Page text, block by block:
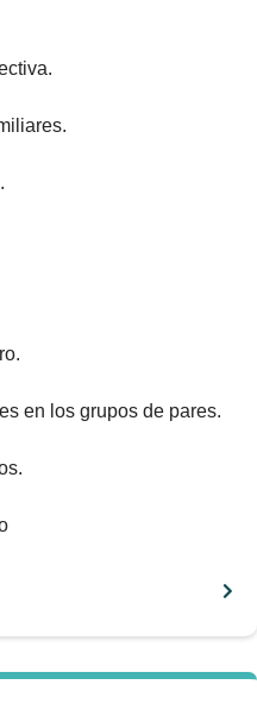
en los grupos de pares.